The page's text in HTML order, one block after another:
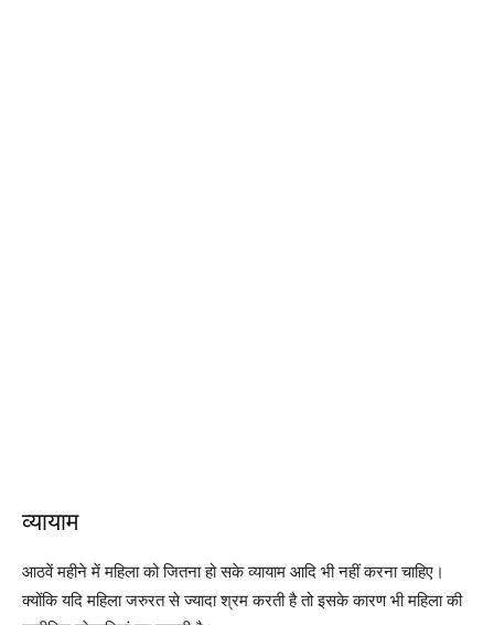
व्यायाम
आठवें महीने में महिला को जितना हो सके व्यायाम आदि भी नहीं करना चाहिए।
क्योंकि यदि महिला जरुरत से ज्यादा श्रम करती है तो इसके कारण भी महिला की